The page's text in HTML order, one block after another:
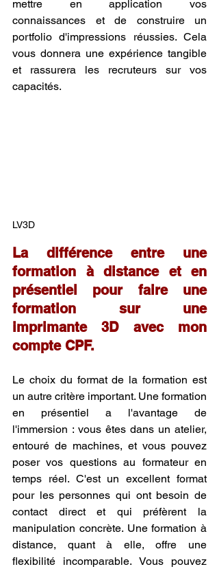
mettre en application vos
connaissances et de construire un
portfolio d'impressions réussies. Cela
vous donnera une expérience tangible
et rassurera les recruteurs sur vos
capacités.
LV3D
La différence entre une
formation à distance et en
présentiel pour faire une
formation sur une
imprimante 3D avec mon
compte CPF.
Le choix du format de la formation est
un autre critère important. Une formation
en présentiel a l'avantage de
l'immersion : vous êtes dans un atelier,
entouré de machines, et vous pouvez
poser vos questions au formateur en
temps réel. C'est un excellent format
pour les personnes qui ont besoin de
contact direct et qui préfèrent la
manipulation concrète. Une formation à
distance, quant à elle, offre une
flexibilité incomparable. Vous pouvez